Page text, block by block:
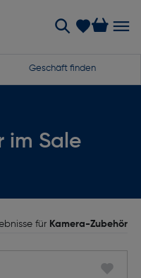
Geschäft finden
im Sale
für Kamera-Zubehör